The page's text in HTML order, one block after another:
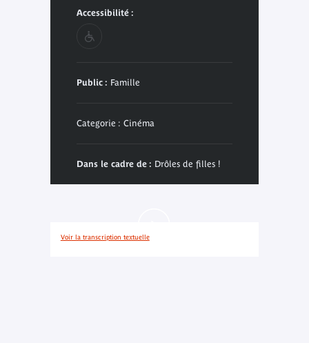
Accessibilité :
Public : Famille
Categorie : Cinéma
Dans le cadre de : Drôles de filles !
Voir la transcription textuelle